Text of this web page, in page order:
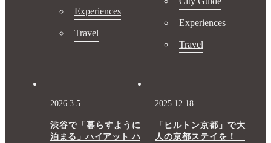
Experiences
Travel
Experiences
Travel
2026.3.5
渋谷で「暮らすように
泊まる」ハイアット ハ
2025.12.18
「ヒルトン京都」で大
人の京都ステイを！